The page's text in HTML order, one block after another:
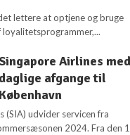
lettere at optjene og bruge
Airlines med
daglige afgange til
København
(SIA) udvider servicen fra
2024. Fra den